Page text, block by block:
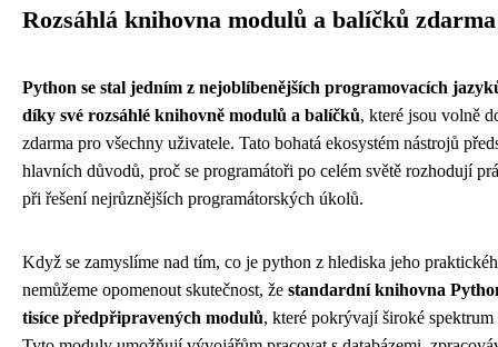
Rozsáhlá knihovna modulů a balíčků zdarma
Python se stal jedním z nejoblíbenějších programovacích
díky své rozsáhlé knihovně modulů a balíčků, které jsou volně
zdarma pro všechny uživatele. Tato bohatá ekosystém nástrojů
hlavních důvodů, proč se programátoři po celém světě rozhodují
při řešení nejrůznějších programátorských úkolů.
Když se zamyslíme nad tím, co je python z hlediska jeho
nemůžeme opomenout skutečnost, že standardní knihovna
tisíce předpřipravených modulů, které pokrývají široké